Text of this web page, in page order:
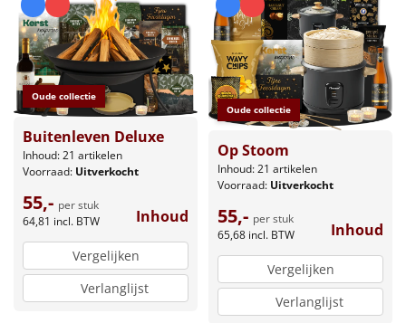
Alle overige
Oude collectie
Buitenleven Deluxe
Inhoud: 21 artikelen
Voorraad: Uitverkocht
55,- per stuk
64,81 incl. BTW Inhoud
Vergelijken
Verlanglijst
Oude collectie
Op Stoom
Inhoud: 21 artikelen
Voorraad: Uitverkocht
55,- per stuk
65,68 incl. BTW Inhoud
Vergelijken
Verlanglijst